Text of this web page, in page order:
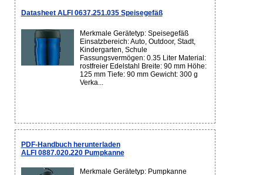
Datasheet ALFI 0637.251.035 Speisegefäß
Merkmale Gerätetyp: Speisegefäß
Einsatzbereich: Auto, Outdoor, Stadt,
Kindergarten, Schule
Fassungsvermögen: 0.35 Liter Material:
rostfreier Edelstahl Breite: 90 mm Höhe:
125 mm Tiefe: 90 mm Gewicht: 300 g
Verka...
PDF-Handbuch herunterladen
ALFI 0887.020.220 Pumpkanne
Merkmale Gerätetyp: Pumpkanne